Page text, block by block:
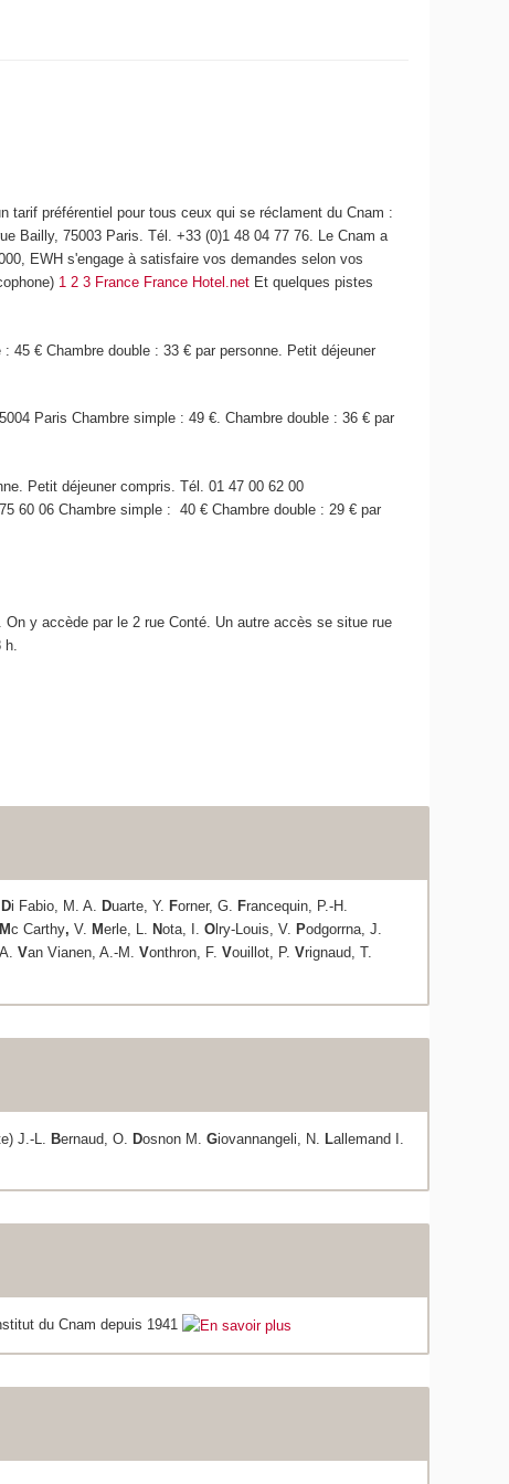
tarif préférentiel pour tous ceux qui se réclament du Cnam :
Bailly, 75003 Paris. Tél. +33 (0)1 48 04 77 76. Le Cnam a
EWH s'engage à satisfaire vos demandes selon vos
1 2 3 France France Hotel.net Et quelques pistes
45 € Chambre double : 33 € par personne. Petit déjeuner
Paris Chambre simple : 49 €. Chambre double : 36 € par
Petit déjeuner compris. Tél. 01 47 00 62 00
60 06 Chambre simple : 40 € Chambre double : 29 € par
y accède par le 2 rue Conté. Un autre accès se situe rue
Di Fabio, M. A. Duarte, Y. Forner, G. Francequin, P.-H.
Mc Carthy, V. Merle, L. Nota, I.O lry-Louis, V. Podgorrna, J.
A.Van Vianen, A.-M.Vonthron, F.Vouillot, P.Vrignaud, T.
J.-L.Bernaud, O.Dosnon M.Giovannangeli, N.Lallemand I.
du Cnam depuis 1941